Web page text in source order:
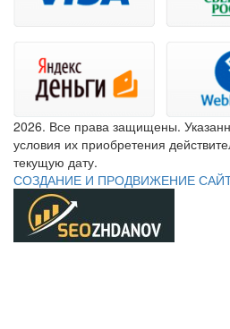
2026. Все права защищены.
условия их приобретения
текущую дату.
СОЗДАНИЕ И ПРОДВИЖЕНИЕ